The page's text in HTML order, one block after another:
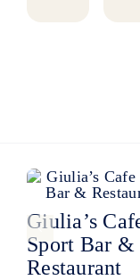
Giulia’s
Sport Bar &
Restaurant